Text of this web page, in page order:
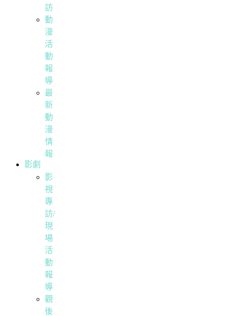
訪
動
漫
活
動
報
導
最
新
動
漫
情
報
影劇
影
視
專
訪/
現
場
活
動
報
導
觀
後